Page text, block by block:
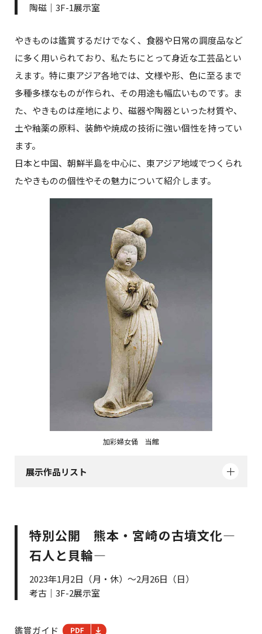
陶磁｜3F-1展示室
やきものは鑑賞するだけでなく、食器や日常の調度品など
に多く用いられており、私たちにとって身近な工芸品とい
えます。特に東アジア各地では、文様や形、色に至るまで
多種多様なものが作られ、その用途も幅広いものです。ま
た、やきものは産地により、磁器や陶器といった材質や、
土や釉薬の原料、装飾や焼成の技術に強い個性を持ってい
ます。
日本と中国、朝鮮半島を中心に、東アジア地域でつくられ
たやきものの個性やその魅力について紹介します。
加彩婦女俑 当館
展示作品リスト
特別公開 熊本・宮崎の古墳文化―
石人と貝輪―
2023年1月2日（月・休）～2月26日（日）
考古｜3F-2展示室
鑑賞ガイド